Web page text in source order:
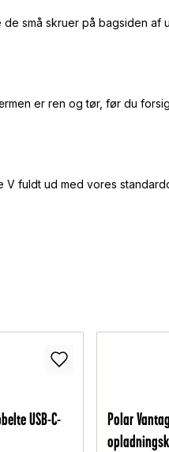
små skruer på bagsiden af
er ren og tør, før du
V fuldt ud med vores
USB-C-
Polar